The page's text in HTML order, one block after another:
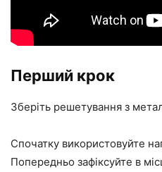
Перший крок
Зберіть решетування з
Спочатку використовуйте
Попередньо зафіксуйте в